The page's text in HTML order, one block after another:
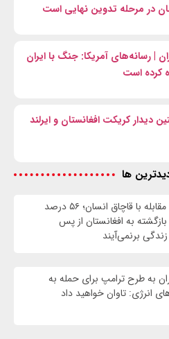
در مرحله تدوین نهایی است
| رسانه‌های آمریکا: جنگ با ایران
کرده است
کریکت افغانستان و ایرلند
ها
روز جهانی مقابله با قاچاق انسان؛ ۵۶ درصد
بازگشته به افغانستان از پس
برنمی‌آیند
به طرح ترامپ برای حمله به
انرژی: تاوان خواهید داد